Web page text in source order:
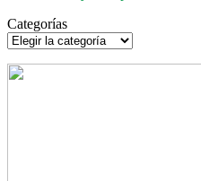
Categorías
Categorías